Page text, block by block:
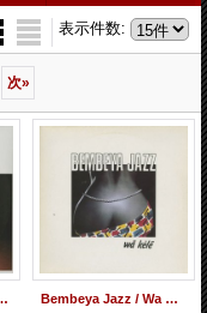
表示件数:
次»
(LP)
Bembeya Jazz / Wa Kele